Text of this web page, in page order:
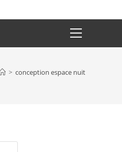
Main
> conception espace nuit